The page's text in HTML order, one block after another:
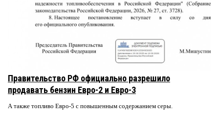
Правительство РФ официально разрешило
продавать бензин Евро-2 и Евро-3
А также топливо Евро-5 с повышенным содержанием серы.